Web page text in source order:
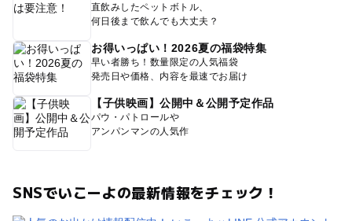
直飲みしたペットボトル、
何日後まで飲んでも大丈夫？
お得いっぱい！2026夏の福袋特集
早い者勝ち！数量限定の人気福袋
発売日や価格、内容を最速でお届け
【子供映画】公開中＆公開予定作品
パウ・パトロールや
アンパンマンの人気作
SNSでいこーよの最新情報をチェック！